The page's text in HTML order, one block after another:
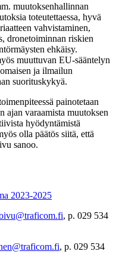
muutoksenhallinnan
toteutettaessa, hyvä
vahvistaminen,
dronetoiminnan riskien
ehkäisy.
muuttuvan EU-sääntelyn
ja ilmailun
suorituskykyä.
painotetaan
ajan varaamista muutoksen
hyödyntämistä
olla päätös siitä, että
sanoo.
2023-2025
, p. 029 534
, p. 029 534